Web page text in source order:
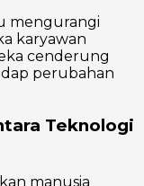
mengurangi
karyawan
cenderung
perubahan
Teknologi
manusia